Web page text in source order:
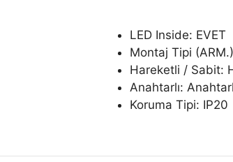
LED Inside: EVET
Montaj Tipi
Hareketli / Sabit:
Anahtarlı:
Koruma Tipi: IP20